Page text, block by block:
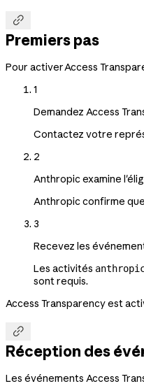

Premiers pas
Pour activer Access
1
Demandez Access
Contactez votre
2
Anthropic examine
Anthropic confirme
3
Recevez les
Les activités
sont requis.
Access Transparency est

Réception des
Les événements Access